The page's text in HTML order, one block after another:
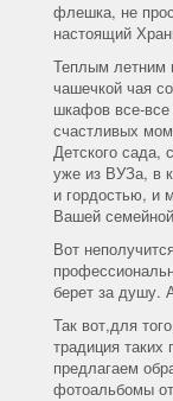
флешка, не
настоящий
Теплым летним
чашечкой чая
шкафов все-
счастливых
Детского
уже из ВУЗа, в
и гордостью, и
Вашей
Вот
берет за душу.
Так вот,для
традиция
предлагаем
фотоальбомы